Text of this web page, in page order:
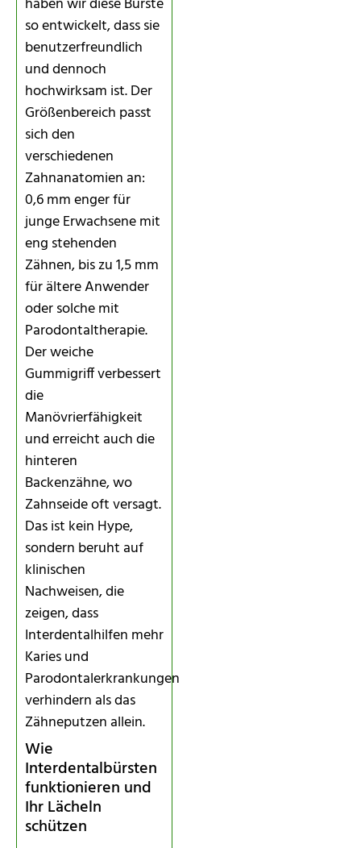
so entwickelt, dass sie
benutzerfreundlich
und dennoch
hochwirksam ist. Der
Größenbereich passt
sich den
verschiedenen
Zahnanatomien an:
0,6 mm enger für
junge Erwachsene mit
eng stehenden
Zähnen, bis zu 1,5 mm
für ältere Anwender
oder solche mit
Parodontaltherapie.
Der weiche
Gummigriff verbessert
die
Manövrierfähigkeit
und erreicht auch die
hinteren
Backenzähne, wo
Zahnseide oft versagt.
Das ist kein Hype,
sondern beruht auf
klinischen
Nachweisen, die
zeigen, dass
Interdentalhilfen mehr
Karies und
Parodontalerkrankungen
verhindern als das
Zähneputzen allein.
Wie
Interdentalbürsten
funktionieren und
Ihr Lächeln
schützen